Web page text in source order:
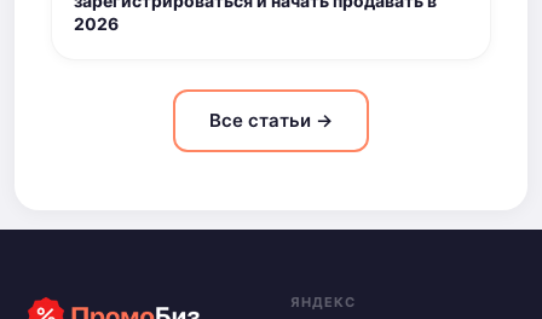
2026
Все статьи →
ЯНДЕКС